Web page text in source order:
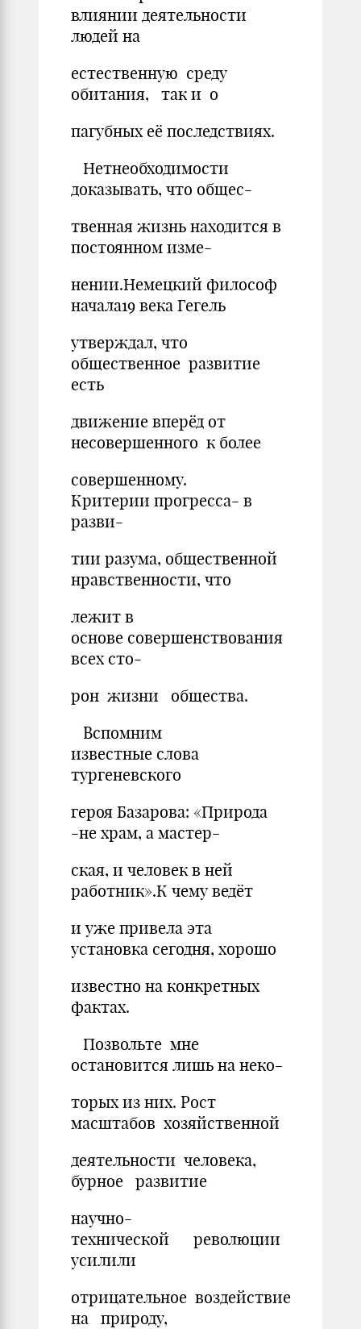
влиянии деятельности
людей на
естественную среду
обитания, так и о
пагубных её последствиях.
Нетнеобходимости
доказывать, что общес-
твенная жизнь находится в
постоянном изме-
нении.Немецкий философ
начала19 века Гегель
утверждал, что
общественное развитие
есть
движение вперёд от
несовершенного к более
совершенному.
Критерии прогресса- в
разви-
тии разума, общественной
нравственности, что
лежит в
основе совершенствования
всех сто-
рон жизни общества.
Вспомним
известные слова
тургеневского
героя Базарова: «Природа
-не храм, а мастер-
ская, и человек в ней
работник».К чему ведёт
и уже привела эта
установка сегодня, хорошо
известно на конкретных
фактах.
Позвольте мне
остановится лишь на неко-
торых из них. Рост
масштабов хозяйственной
деятельности человека,
бурное развитие
научно-
технической революции
усилили
отрицательное воздействие
на природу,